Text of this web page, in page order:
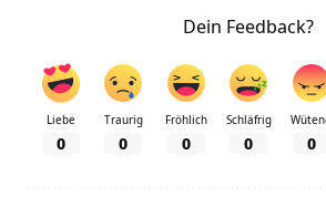
Dein Feedback?
Liebe
0
Traurig
0
Fröhlich
0
Schläfrig
0 0